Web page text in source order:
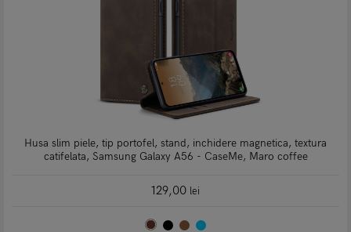
Husa slim piele, tip portofel, stand, inchidere magnetica, textura
catifelata, Samsung Galaxy A56 - CaseMe, Maro coffee
129,00 lei